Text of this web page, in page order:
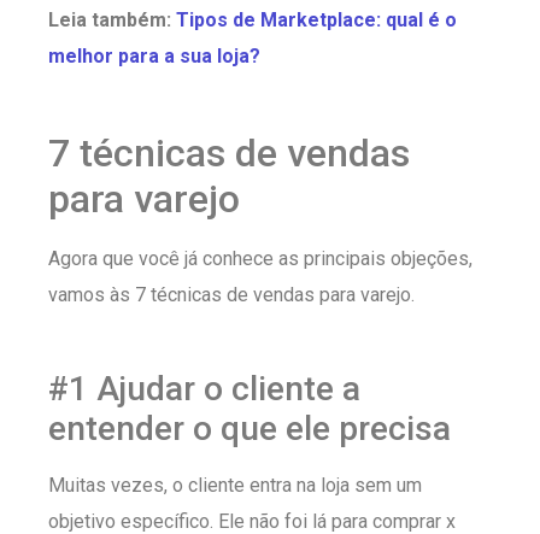
Leia também: Tipos de Marketplace: qual é o
melhor para a sua loja?
7 técnicas de vendas
para varejo
Agora que você já conhece as principais objeções,
vamos às 7 técnicas de vendas para varejo.
#1 Ajudar o cliente a
entender o que ele precisa
Muitas vezes, o cliente entra na loja sem um
objetivo específico. Ele não foi lá para comprar x